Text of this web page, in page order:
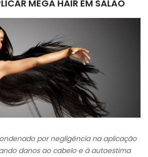
MEGA HAIR EM SALÃO
por negligência na aplicação
danos ao cabelo e à autoestima